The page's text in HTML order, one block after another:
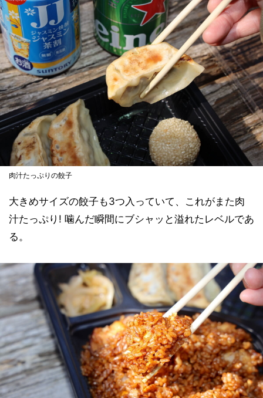
肉汁たっぷりの餃子
大きめサイズの餃子も3つ入っていて、これがまた肉
汁たっぷり! 噛んだ瞬間にブシャッと溢れたレベルであ
る。